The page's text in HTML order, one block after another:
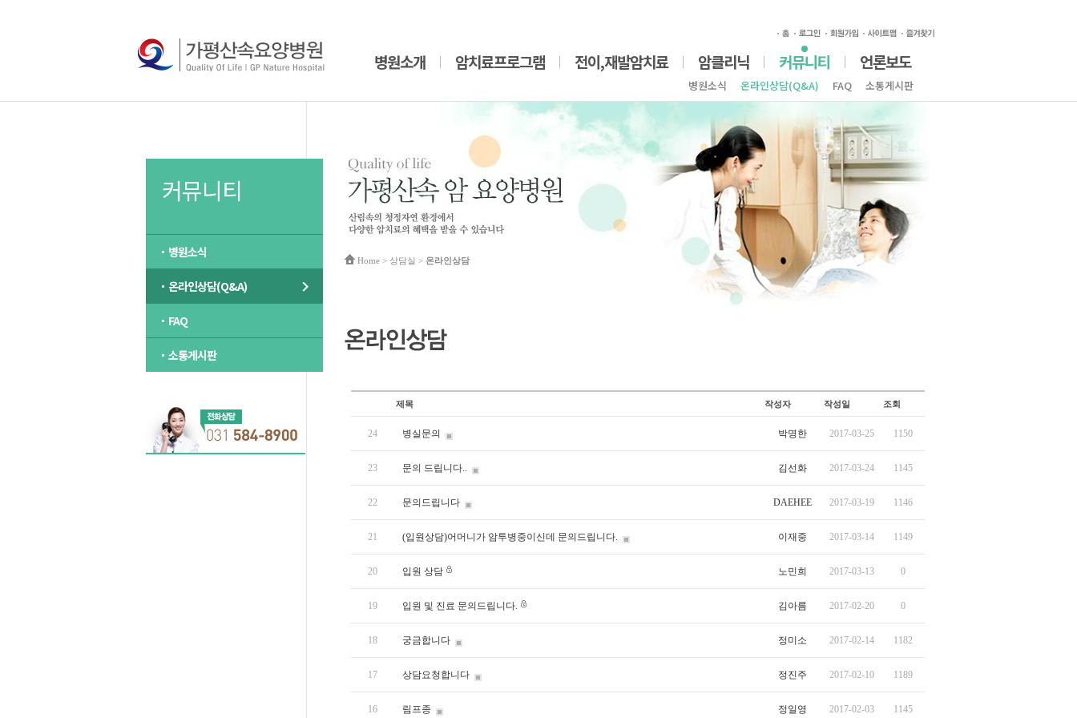
병원소개 암치료프로그램 전이,재발암치료 암클리닉 커뮤니티 언론보도
병원소식 온라인상담(Q&A) FAQ 소통게시판
커뮤니티
병원소식
온라인상담(Q&A)
FAQ
소통게시판
Home > 상담실 > 온라인상담
제목 작성자 작성일 조회
24 병실문의 박명한 2017-03-25 1150
23 문의 드립니다.. 김선화 2017-03-24 1145
22 문의드립니다 DAEHEE 2017-03-19 1146
21 (입원상담)어머니가 암투병중이신데 문의드립니다. 이재중 2017-03-14 1149
20 입원 상담 노민희 2017-03-13 0
19 입원 및 진료 문의드립니다. 김아름 2017-02-20 0
18 궁금합니다 정미소 2017-02-14 1182
17 상담요청합니다 정진주 2017-02-10 1189
16 림프종 정일영 2017-02-03 1145